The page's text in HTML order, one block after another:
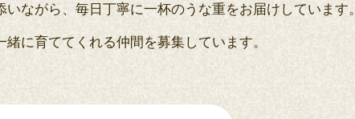
ながら、 毎日丁寧に一杯のうな重をお届けしています。
緒に育ててくれる仲間を募集しています。